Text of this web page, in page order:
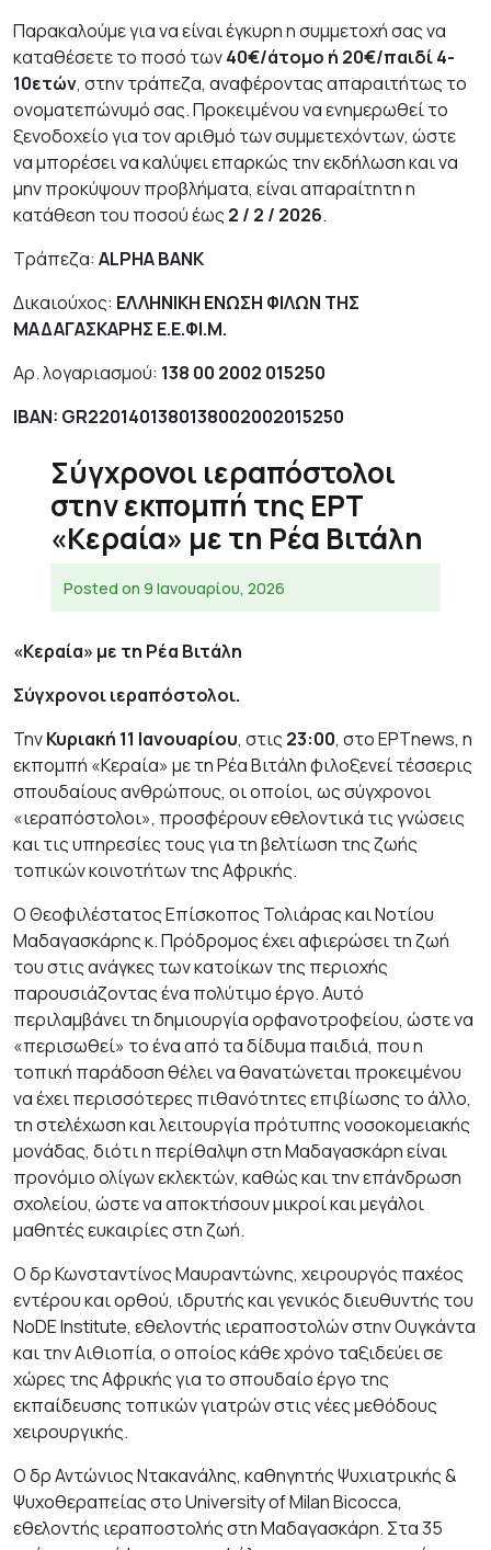
Παρακαλούμε για να είναι έγκυρη η συμμετοχή σας να
καταθέσετε το ποσό των40€/άτομο ή 20€/παιδί 4-
10ετών, στην τράπεζα, αναφέροντας απαραιτήτως το
ονοματεπώνυμό σας. Προκειμένου να ενημερωθεί το
ξενοδοχείο για τον αριθμό των συμμετεχόντων, ώστε
να μπορέσει να καλύψει επαρκώς την εκδήλωση και να
μην προκύψουν προβλήματα, είναι απαραίτητη η
κατάθεση του ποσού έως 2 / 2 / 2026.
Τράπεζα: ALPHA BANK
Δικαιούχος: ΕΛΛΗΝΙΚΗ ΕΝΩΣΗ ΦΙΛΩΝ ΤΗΣ
ΜΑΔΑΓΑΣΚΑΡΗΣ Ε.Ε.ΦΙ.Μ.
Αρ. λογαριασμού: 138 00 2002 015250
IBAN: GR2201401380138002002015250
Σύγχρονοι ιεραπόστολοι
στην εκπομπή της ΕΡΤ
«Κεραία» με τη Ρέα Βιτάλη
Posted on 9 Ιανουαρίου, 2026
«Κεραία» με τη Ρέα Βιτάλη
Σύγχρονοι ιεραπόστολοι.
ΤηνΚυριακή 11 Ιανουαρίου, στις 23:00, στο EΡΤnews, η
εκπομπή «Κεραία» με τη Ρέα Βιτάλη φιλοξενεί τέσσερις
σπουδαίους ανθρώπους, οι οποίοι, ως σύγχρονοι
«ιεραπόστολοι», προσφέρουν εθελοντικά τις γνώσεις
και τις υπηρεσίες τους για τη βελτίωση της ζωής
τοπικών κοινοτήτων της Αφρικής.
Ο Θεοφιλέστατος Επίσκοπος Τολιάρας και Νοτίου
Μαδαγασκάρης κ. Πρόδρομος έχει αφιερώσει τη ζωή
του στις ανάγκες των κατοίκων της περιοχής
παρουσιάζοντας ένα πολύτιμο έργο. Αυτό
περιλαμβάνει τη δημιουργία ορφανοτροφείου, ώστε να
«περισωθεί» το ένα από τα δίδυμα παιδιά, που η
τοπική παράδοση θέλει να θανατώνεται προκειμένου
να έχει περισσότερες πιθανότητες επιβίωσης το άλλο,
τη στελέχωση και λειτουργία πρότυπης νοσοκομειακής
μονάδας, διότι η περίθαλψη στη Μαδαγασκάρη είναι
προνόμιο ολίγων εκλεκτών, καθώς και την επάνδρωση
σχολείου, ώστε να αποκτήσουν μικροί και μεγάλοι
μαθητές ευκαιρίες στη ζωή.
Ο δρ Κωνσταντίνος Μαυραντώνης, χειρουργός παχέος
εντέρου και ορθού, ιδρυτής και γενικός διευθυντής του
NoDE Institute, εθελοντής ιεραποστολών στην Ουγκάντα
και την Αιθιοπία, ο οποίος κάθε χρόνο ταξιδεύει σε
χώρες της Αφρικής για το σπουδαίο έργο της
εκπαίδευσης τοπικών γιατρών στις νέες μεθόδους
χειρουργικής.
Ο δρ Αντώνιος Ντακανάλης, καθηγητής Ψυχιατρικής &
Ψυχοθεραπείας στο University of Milan Bicocca,
εθελοντής ιεραποστολής στη Μαδαγασκάρη. Στα 35